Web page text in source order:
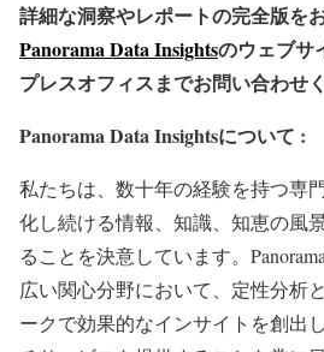
詳細な洞察やレポートの完全版を
Panorama Data Insightsのウェブサ
プレスオフィスまでお問い合わせ
Panorama Data Insightsについて :
私たちは、数十年の経験を持つ専
化し続ける情報、知識、知恵の風
ることを決意しています。
広い関心分野において、定性分析
ークで効果的なインサイトを創出